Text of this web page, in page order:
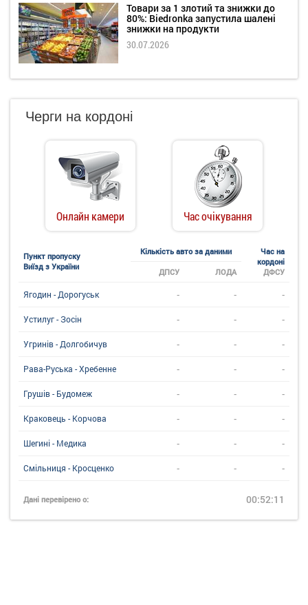
Товари за 1 злотий та знижки до
80%: Biedronka запустила шалені
знижки на продукти
30.07.2026
Черги на кордоні
Онлайн камери Час очікування
Пункт пропуску
Виїзд з України
Кількість авто за даними
Час на
кордоні
ДФСУ
ДПСУ ЛОДА
Ягодин - Дорогуськ - - -
Устилуг - Зосін - - -
Угринiв - Долгобичув - - -
Рава-Руська - Хребенне - - -
Грушів - Будомеж - - -
Краковець - Корчова - - -
Шегині - Медика - - -
Смільниця - Кросценко - - -
Дані перевірено о: 00:52:11